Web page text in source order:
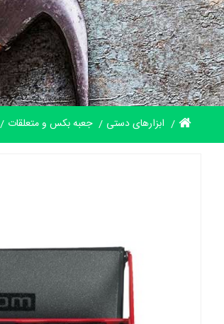
ابزارهای دستی جعبه بکس و متعلقات